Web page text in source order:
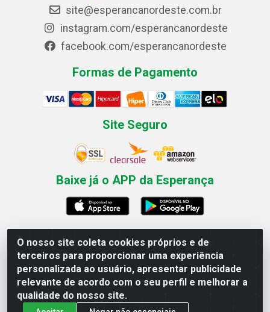
O nosso site coleta cookies próprios e de
terceiros para proporcionar uma experiência
personalizada ao usuário, apresentar publicidade
relevante de acordo com o seu perfil e melhorar a
qualidade do nosso site.
site@esperancanordeste.com.br
instagram.com/esperancanordeste
facebook.com/esperancanordeste
Formas de Pagamento
Site Seguro
Baixe já o APP da Esperança
Esperança Nordeste - Rua Professor Caldas Filho, 291 -
Estância - Recife / PE CEP: 50771-335 - CNPJ
03.666.136/0001-23